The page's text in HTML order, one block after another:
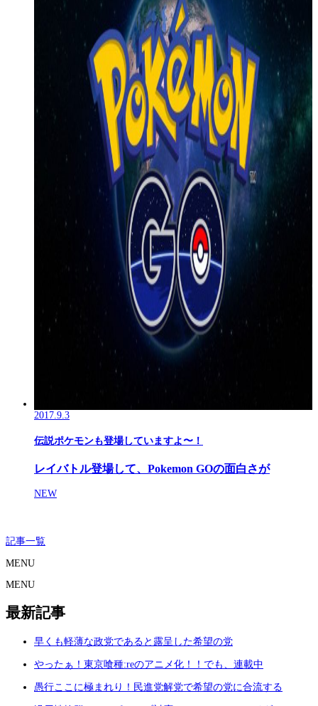
2017.9.3
伝説ポケモンも登場していますよ〜！
レイバトル登場して、Pokemon GOの面白さが
NEW
記事一覧
MENU
MENU
最新記事
早くも軽薄な政党であると露呈した希望の党
やったぁ！東京喰種:reのアニメ化！！でも、連載中
愚行ここに極まれり！民進党解党で希望の党に合流する